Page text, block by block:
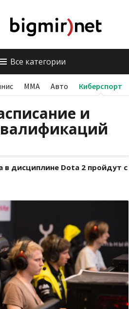
Все категории
ММА Авто Киберспорт
и
в дисциплине Dota 2 пройдут с